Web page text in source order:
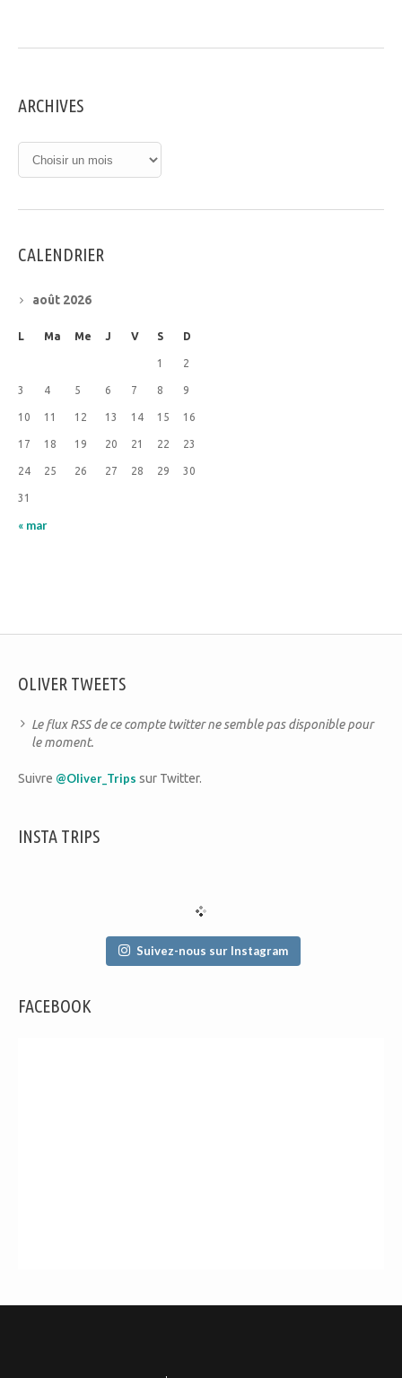
ARCHIVES
CALENDRIER
août 2026
L Ma Me J V S D
« mar
1 2
3 4 5 6 7 8 9
10 11 12 13 14 15 16
17 18 19 20 21 22 23
24 25 26 27 28 29 30
31
OLIVER TWEETS
Le flux RSS de ce compte twitter ne semble pas disponible pour
le moment.
Suivre @Oliver_Trips sur Twitter.
INSTA TRIPS
Suivez-nous sur Instagram
FACEBOOK